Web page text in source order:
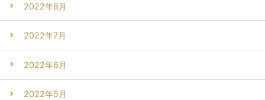
2022年8月
2022年7月
2022年6月
2022年5月